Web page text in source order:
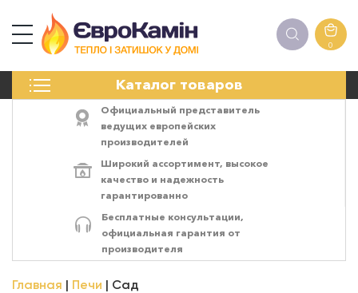
0
Каталог товаров
ПЕЧИ
ЭЛЕКТРОКАМИН
АКСЕССУАРЫ
ЭНЕРГОСИСТЕМЫ
Официальный представитель
ведущих европейских
производителей
Широкий ассортимент, высокое
качество и надежность
гарантированно
Бесплатные консультации,
официальная гарантия от
производителя
Главная Печи Сад